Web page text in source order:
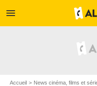
menu
Accueil News cinéma, films et